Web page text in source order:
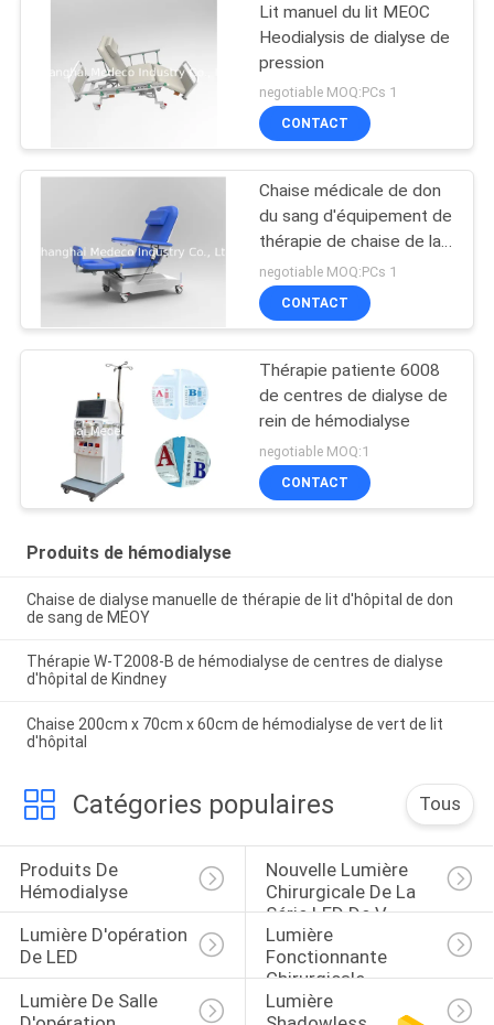
Lit manuel du lit MEOC
Heodialysis de dialyse de
pression
negotiable MOQ:PCs 1
CONTACT
Chaise médicale de don
du sang d'équipement de
thérapie de chaise de la
hémodialyse ME340
negotiable MOQ:PCs 1
CONTACT
Thérapie patiente 6008
de centres de dialyse de
rein de hémodialyse
negotiable MOQ:1
CONTACT
Produits de hémodialyse
Chaise de dialyse manuelle de thérapie de lit d'hôpital de don
de sang de MEOY
Thérapie W-T2008-B de hémodialyse de centres de dialyse
d'hôpital de Kindney
Chaise 200cm x 70cm x 60cm de hémodialyse de vert de lit
d'hôpital
Catégories populaires Tous
Produits De
Hémodialyse
Nouvelle Lumière
Chirurgicale De La
Série LED De V
Lumière D'opération
De LED
Lumière
Fonctionnante
Chirurgicale
Lumière De Salle
Lumière